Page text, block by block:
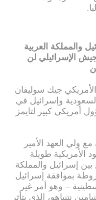
والمملكة العربية
الإسرائيلي لن
جيك سوليفان
وإسرائيل في
أمريكي كبير لتايمز
ولي العهد الأمير
الأمريكية طويلة
إسرائيل والمملكة
بموافقة إسرائيل
– وهو أمر غير
نتنياهو، الذي يتأثر